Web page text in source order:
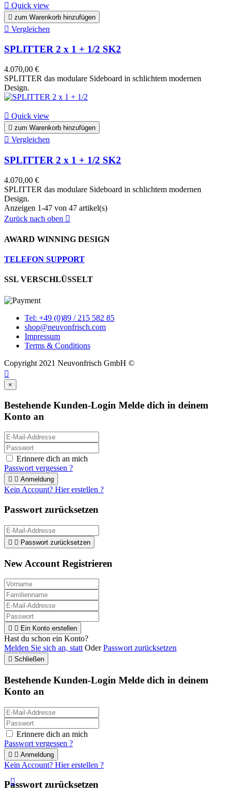
 Quick view
 zum Warenkorb hinzufügen
 Vergleichen
SPLITTER 2 x 1 + 1/2 SK2
4.070,00 €
SPLITTER das modulare Sideboard in schlichtem modernen
Design.
 Quick view
 zum Warenkorb hinzufügen
 Vergleichen
SPLITTER 2 x 1 + 1/2 SK2
4.070,00 €
SPLITTER das modulare Sideboard in schlichtem modernen
Design.
Anzeigen 1-47 von 47 artikel(s)
Zurück nach oben 
AWARD WINNING DESIGN
TELEFON SUPPORT
SSL VERSCHLÜSSELT
Tel: +49 (0)89 / 215 582 85
shop@neuvonfrisch.com
Impressum
Terms & Conditions
Copyright 2021 Neuvonfrisch GmbH ©


×
Bestehende Kunden-Login Melde dich in deinem
Konto an
Erinnere dich an mich
Passwort vergessen ?
  Anmeldung
Kein Account? Hier erstellen ?
Passwort zurücksetzen
  Passwort zurücksetzen
New Account Registrieren
  Ein Konto erstellen
Hast du schon ein Konto?
Melden Sie sich an, statt OderPasswort zurücksetzen
 Schließen
Bestehende Kunden-Login Melde dich in deinem
Konto an
Erinnere dich an mich
Passwort vergessen ?
  Anmeldung
Kein Account? Hier erstellen ?
Passwort zurücksetzen